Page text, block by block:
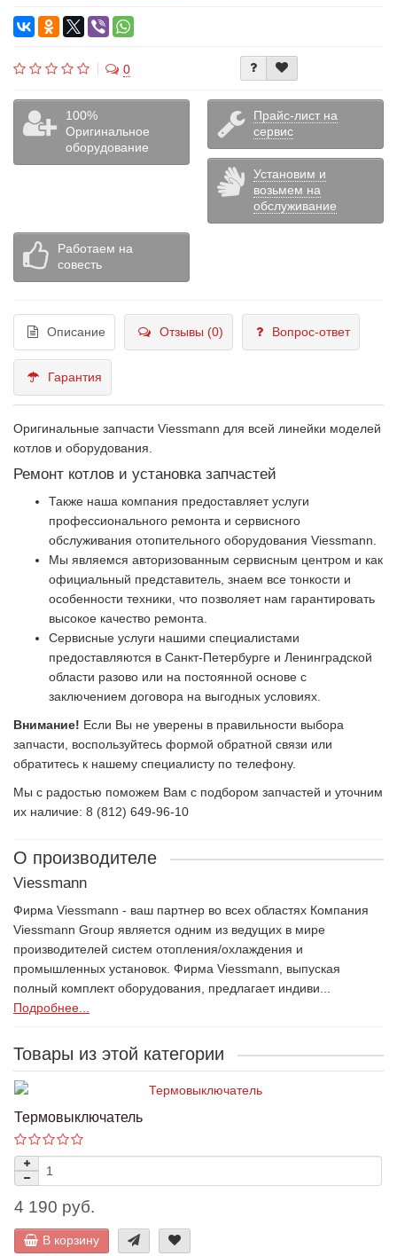
0
100%
Оригинальное
оборудование
Прайс-лист на
сервис
Установим и
возьмем на
обслуживание
Работаем на
совесть
Описание Отзывы (0) Вопрос-ответ
Гарантия
Оригинальные запчасти Viessmann для всей линейки моделей
котлов и оборудования.
Ремонт котлов и установка запчастей
Также наша компания предоставляет услуги
профессионального ремонта и сервисного
обслуживания отопительного оборудования Viessmann.
Мы являемся авторизованным сервисным центром и как
официальный представитель, знаем все тонкости и
особенности техники, что позволяет нам гарантировать
высокое качество ремонта.
Сервисные услуги нашими специалистами
предоставляются в Санкт-Петербурге и Ленинградской
области разово или на постоянной основе с
заключением договора на выгодных условиях.
Внимание! Если Вы не уверены в правильности выбора
запчасти, воспользуйтесь формой обратной связи или
обратитесь к нашему специалисту по телефону.
Мы с радостью поможем Вам с подбором запчастей и уточним
их наличие: 8 (812) 649-96-10
О производителе
Viessmann
Фирма Viessmann - ваш партнер во всех областях Компания
Viessmann Group является одним из ведущих в мире
производителей систем отопления/охлаждения и
промышленных установок. Фирма Viessmann, выпуская
полный комплект оборудования, предлагает индиви...
Подробнее...
Товары из этой категории
Термовыключатель
4 190 руб.
В корзину